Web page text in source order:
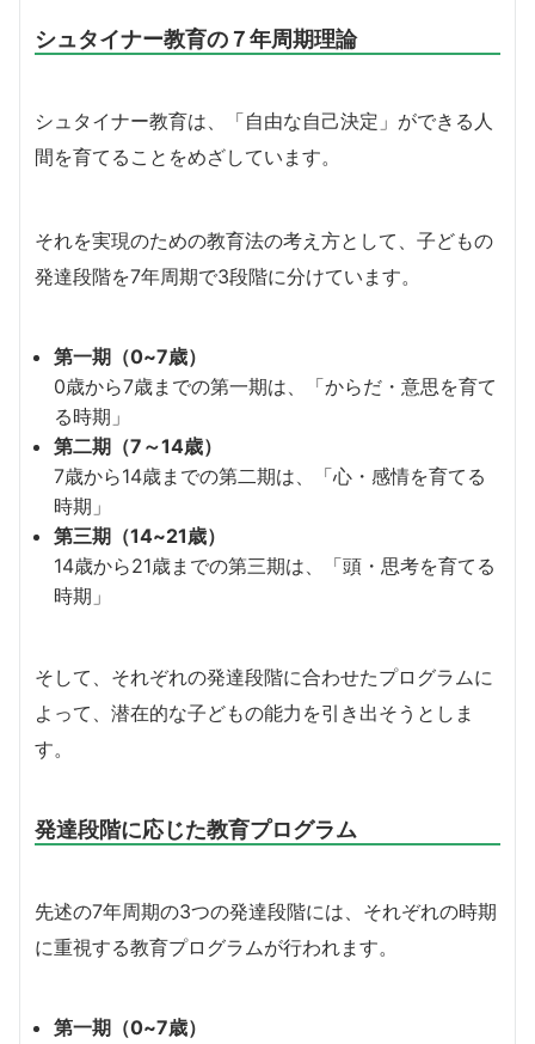
シュタイナー教育の７年周期理論
シュタイナー教育は、「自由な自己決定」ができる人
間を育てることをめざしています。
それを実現のための教育法の考え方として、子どもの
発達段階を7年周期で3段階に分けています。
第一期（0~7歳）
0歳から7歳までの第一期は、「からだ・意思を育て
る時期」
第二期（7～14歳）
7歳から14歳までの第二期は、「心・感情を育てる
時期」
第三期（14~21歳）
14歳から21歳までの第三期は、「頭・思考を育てる
時期」
そして、それぞれの発達段階に合わせたプログラムに
よって、潜在的な子どもの能力を引き出そうとしま
す。
発達段階に応じた教育プログラム
先述の7年周期の3つの発達段階には、それぞれの時期
に重視する教育プログラムが行われます。
第一期（0~7歳）